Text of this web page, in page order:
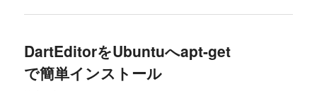
DartEditorをUbuntuへapt-get
で簡単インストール